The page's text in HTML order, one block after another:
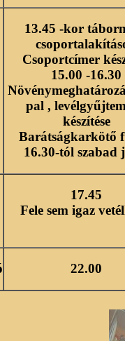
13.45 -kor
Csoportcímer
15.00 -16.30
pal ,
készítése
Barátságkarkötő
16.30-tól szabad
17.45
Fele sem igaz
22.00